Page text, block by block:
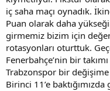
iç saha maçı oynadık.
Puan olarak daha
girmemiz bizim için
rotasyonları oturttuk.
Fenerbahçe’nin bir
Trabzonspor bir
Birinci 11’e